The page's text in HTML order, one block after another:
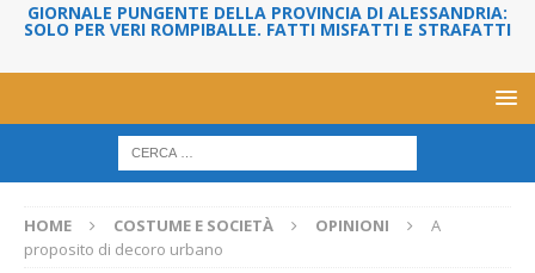
GIORNALE PUNGENTE DELLA PROVINCIA DI ALESSANDRIA:
SOLO PER VERI ROMPIBALLE. FATTI MISFATTI E STRAFATTI
HOME COSTUME E SOCIETÀ OPINIONI
A
proposito di decoro urbano